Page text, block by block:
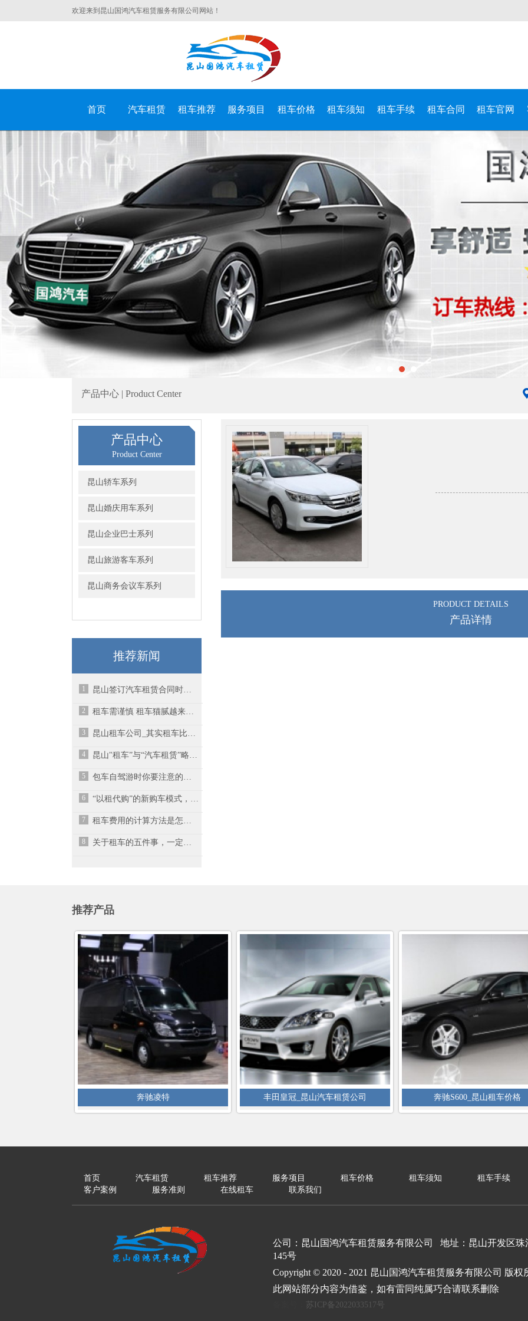
欢迎来到昆山国鸿汽车租赁服务有限公司网站！
昆山国鸿汽车租赁服务有限公司
首页 汽车租赁 租车推荐 服务项目 租车价格 租车须知 租车手续 租车合同 租车官网
产品中心 | Product Center
产品中心
Product Center
昆山轿车系列
昆山婚庆用车系列
昆山企业巴士系列
昆山旅游客车系列
昆山商务会议车系列
推荐新闻
1 昆山签订汽车租赁合同时一定要注意细节
2 租车需谨慎 租车猫腻越来越多
3 昆山租车公司_其实租车比买车更省心！性价比更高！
4 昆山"租车”与“汽车租赁”略有不同
5 包车自驾游时你要注意的事项有哪些呢？-昆山汽车租赁
6 “以租代购”的新购车模式，元芳你怎么看？
7 租车费用的计算方法是怎样的？
8 关于租车的五件事，一定要牢记！
PRODUCT DETAILS
产品详情
推荐产品
奔驰凌特 丰田皇冠_昆山汽车租赁公司 奔驰S600_昆山租车价格
首页 汽车租赁 租车推荐 服务项目 租车价格 租车须知
租车手续
客户案例
服务准则 在线租车 联系我们
公司：昆山国鸿汽车租赁服务有限公司 地址：昆山开发区珠
145号
Copyright © 2020 - 2021 昆山国鸿汽车租赁服务有限公司 版权
此网站部分内容为借鉴，如有雷同纯属巧合请联系删除
苏ICP备2022033517号